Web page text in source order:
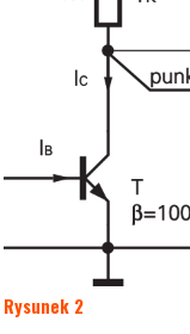
Rysunek 2